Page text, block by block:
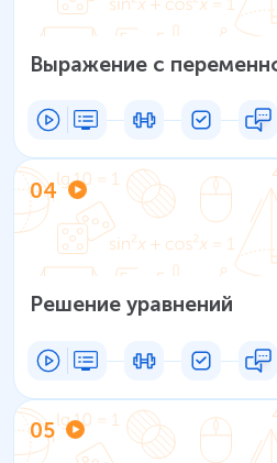
Выражение с
04
Решение уравнений
05